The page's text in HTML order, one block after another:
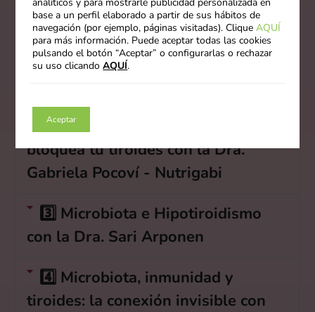
1️⃣ El eje intestino-tiroides: dónde
comienza tu bienestar con la Dra.
2️⃣ Cómo la inflamación intestinal
bloquea tu tiroides con la Dra.
Gabriela Pocoví - Nutrigabi
3️⃣ Microbiota e Hipotiroidismo
con la Dra. Sari Arponen
4️⃣ Microbiota, inmunidad y
tiroides: la conexión invisible con
base a un perfil elaborado a partir de sus hábitos de
navegación (por ejemplo, páginas visitadas). CliqueAQUÍ
para más información. Puede aceptar todas las cookies
pulsando el botón “Aceptar” o configurarlas o rechazar
su uso clicandoAQUÍ.
Aceptar